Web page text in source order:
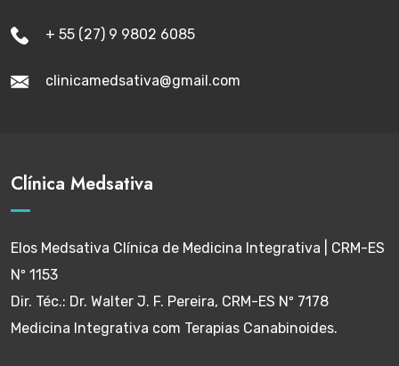
+ 55 (27) 9 9802 6085
clinicamedsativa@gmail.com
Clínica Medsativa
Elos Medsativa Clínica de Medicina Integrativa | CRM-ES
Nº 1153
Dir. Téc.: Dr. Walter J. F. Pereira, CRM-ES Nº 7178
Medicina Integrativa com Terapias Canabinoides.